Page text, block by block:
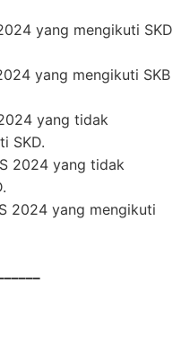
yang mengikuti SKD
yang mengikuti SKB
yang tidak
SKD.
2024 yang tidak
2024 yang mengikuti